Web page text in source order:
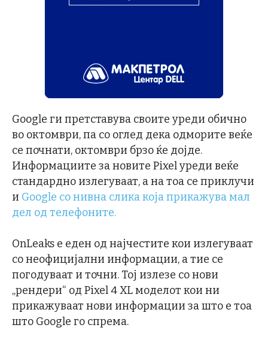
Google ги претставува своите уреди обично
во октомври, па со оглед дека одморите веќе
се почнати, октомври брзо ќе дојде.
Информациите за новите Pixel уреди веќе
стандардно излегуваат, а на тоа се приклучи
и Google со нивна слика која прикажува мал
дел од телефоните.
OnLeaks е еден од најчестите кои излегуваат
со неофицијални информации, а тие се
погодуваат и точни. Тој излезе со нови
„рендери“ од Pixel 4 XL моделот кои ни
прикажуваат нови информации за што е тоа
што Google го спрема.